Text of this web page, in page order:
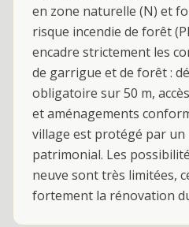
en zone naturelle (N) et
risque incendie de forêt
encadre strictement les
de garrigue et de forêt :
obligatoire sur 50 m,
et aménagements
village est protégé par
patrimonial. Les
neuve sont très limitées,
fortement la rénovation